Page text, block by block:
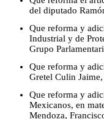
del diputado
Que reforma y
Industrial y de
Grupo
Que reforma y
Gretel Culin
Que reforma y
Mexicanos, en
Mendoza,